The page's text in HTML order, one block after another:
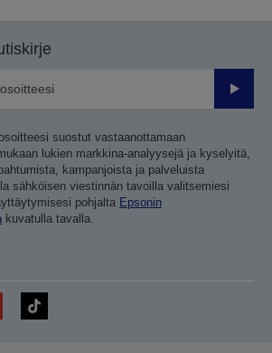
Lähetä
suostut vastaanottamaan
lukien markkina-analyysejä ja kyselyitä,
kampanjoista ja palveluista
sähköisen viestinnän tavoilla valitsemiesi
pohjalta Epsonin
kuvatulla tavalla.